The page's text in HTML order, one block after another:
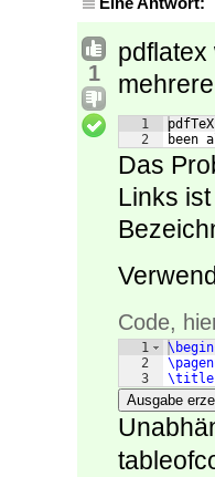
1
1
2
been
Das
Links
Code,
1
2
3
\begin
\title
Ausgabe